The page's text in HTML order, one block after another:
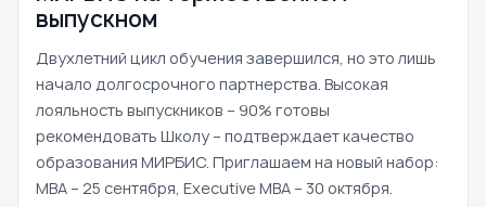
выпускном
Двухлетний цикл обучения завершился, но это лишь
начало долгосрочного партнерства. Высокая
лояльность выпускников – 90% готовы
рекомендовать Школу – подтверждает качество
образования МИРБИС. Приглашаем на новый набор:
MBA – 25 сентября, Executive MBA – 30 октября.